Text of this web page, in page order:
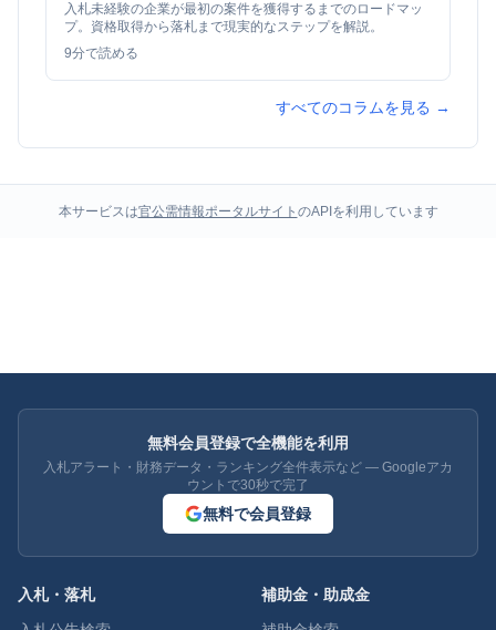
入札未経験の企業が最初の案件を獲得するまでのロードマッ
プ。資格取得から落札まで現実的なステップを解説。
9分で読める
すべてのコラムを見る →
本サービスは官公需情報ポータルサイト のAPIを利用しています
無料会員登録で全機能を利用
入札アラート・財務データ・ランキング全件表示など — Googleアカ
ウントで30秒で完了
無料で会員登録
入札・落札
補助金・助成金